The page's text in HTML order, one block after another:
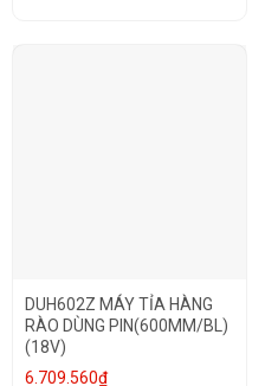
DUH602Z MÁY TỈA HÀNG
RÀO DÙNG PIN(600MM/BL)
(18V)
6.709.560₫